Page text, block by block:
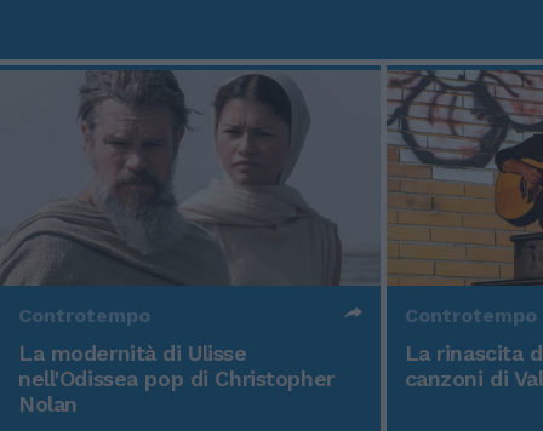
Controtempo
La modernità di Ulisse
nell'Odissea pop di Christopher
Nolan
Controtempo
La rinascita
canzoni di